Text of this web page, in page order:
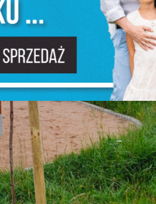
Funkcjonalne i
Tego typu pliki cookies
wprowadzonych przez
funkcjonalności czy
Dzięki tym plikom
funkcjonalności naszej
preferencji. Wyrażenie
gwarantuje dostępność
Więcej
Analityczne
Analityczne pliki cookies
potrzeb.
Cookies analityczne
witryny internetowej,
www. Dane pozwalają
ich popularności wśród
formie zanonimizowanej.
dostępność wszystkich
Więcej
Reklamowe